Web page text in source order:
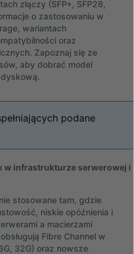
złączy (SFP+, SFP28,
o zastosowaniu w
wariantach
oraz
Zapoznaj się ze
aby dobrać model
podane
w infrastrukturze serwerowej i
stosowane tam, gdzie
niskie opóźnienia i
a macierzami
Fibre Channel w
32G) oraz nowsze